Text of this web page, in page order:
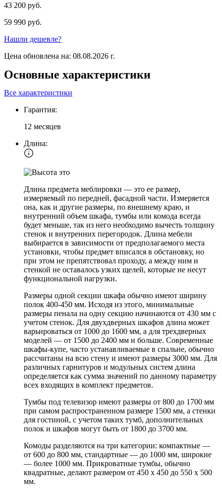
43 200 руб.
59 990 руб.
Нашли дешевле?
Цена обновлена на: 08.08.2026 г.
Основные характеристики
Все характеристики
Гарантия:
12 месяцев
Длина:
Длина предмета меблировки — это ее размер,
измеряемый по передней, фасадной части. Измеряется
она, как и другие размеры, по внешнему краю, и
внутренний объем шкафа, тумбы или комода всегда
будет меньше, так из него необходимо вычесть толщину
стенок и внутренних перегородок. Длина мебели
выбирается в зависимости от предполагаемого места
установки, чтобы предмет вписался в обстановку, но
при этом не препятствовал проходу, а между ним и
стенкой не оставалось узких щелей, которые не несут
функциональной нагрузки.
Размеры одной секции шкафа обычно имеют ширину
полок 400-450 мм. Исходя из этого, минимальные
размеры пенала на одну секцию начинаются от 430 мм с
учетом стенок. Для двухдверных шкафов длина может
варьироваться от 1000 до 1600 мм, а для трехдверных
моделей — от 1500 до 2400 мм и больше. Современные
шкафы-купе, часто устанавливаемые в спальне, обычно
рассчитаны на всю стену и имеют размеры 3000 мм. Для
различных гарнитуров и модульных систем длина
определяется как сумма значений по данному параметру
всех входящих в комплект предметов.
Тумбы под телевизор имеют размеры от 800 до 1700 мм
при самом распространенном размере 1500 мм, а стенки
для гостиной, с учетом таких тумб, дополнительных
полок и шкафов могут быть от 1800 до 3700 мм.
Комоды разделяются на три категории: компактные —
от 600 до 800 мм, стандартные — до 1000 мм, широкие
— более 1000 мм. Прикроватные тумбы, обычно
квадратные, делают размером от 450 х 450 до 550 х 500
мм.